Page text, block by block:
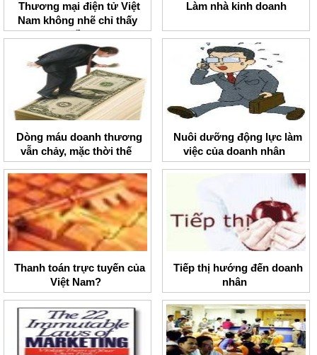
Thương mại điện tử Việt
Nam không nhẽ chỉ thấy
buồn
Làm nhà kinh doanh
Dòng máu doanh thương
vẫn chảy, mặc thời thế
Nuôi dưỡng động lực làm
việc của doanh nhân
Thanh toán trực tuyến của
Việt Nam?
Tiếp thị hướng đến doanh
nhân